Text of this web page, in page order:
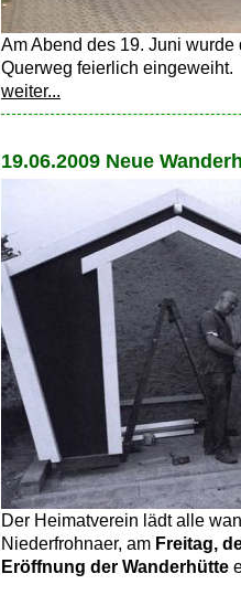
Am Abend des 19. Juni
Querweg feierlich eingeweiht.
weiter...
19.06.2009 Neue
Der Heimatverein lädt alle
Niederfrohnaer, am Freitag,
Eröffnung der Wanderhütte